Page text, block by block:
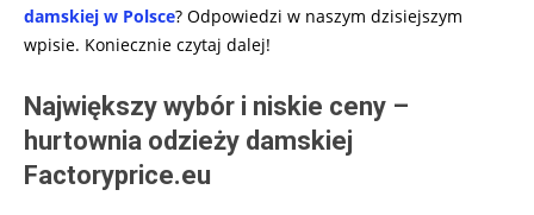
damskiej w Polsce? Odpowiedzi w naszym dzisiejszym
wpisie. Koniecznie czytaj dalej!
Największy wybór i niskie ceny –
hurtownia odzieży damskiej
Factoryprice.eu